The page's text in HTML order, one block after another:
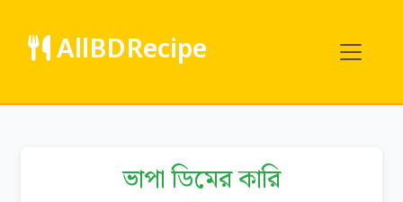
AllBDRecipe
ভাপা ডিমের কারি